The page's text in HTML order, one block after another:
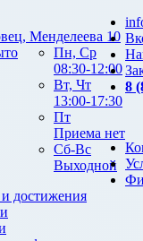
Менделеева 10
Пн, Ср
08:30-12:00
Вт, Чт
13:00-17:30
Пт
Приема нет
Сб-Вс
Выходной
8
достижения